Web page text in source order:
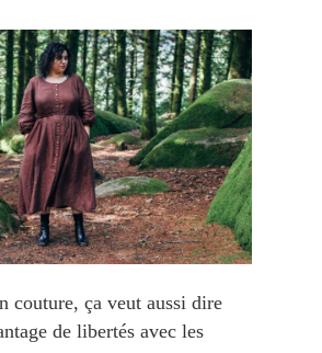
couture, ça veut aussi dire
de libertés avec les